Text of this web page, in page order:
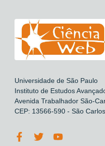
Universidade de São Paulo
Instituto de Estudos
Avenida Trabalhador São-
CEP: 13566-590 - São